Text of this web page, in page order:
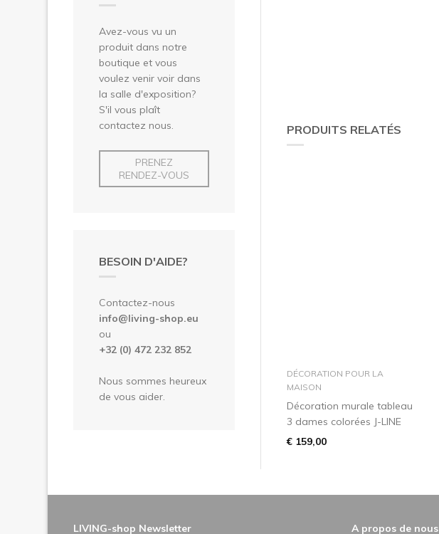
Avez-vous vu un
produit dans notre
boutique et vous
voulez venir voir dans
la salle d'exposition?
S'il vous plaît
contactez nous.
PRENEZ
RENDEZ-VOUS
BESOIN D'AIDE?
Contactez-nous
info@living-shop.eu
ou
+32 (0) 472 232 852
Nous sommes heureux
de vous aider.
PRODUITS RELATÉS
dans le panier
DÉCORATION POUR LA
MAISON
Décoration murale tableau
3 dames colorées J-LINE
€ 159,00
LIVING-shop Newsletter A propos de nous